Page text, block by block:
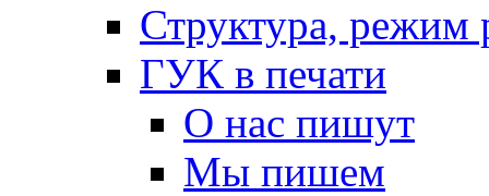
Структура, режим
ГУК в печати
О нас пишут
Мы пишем